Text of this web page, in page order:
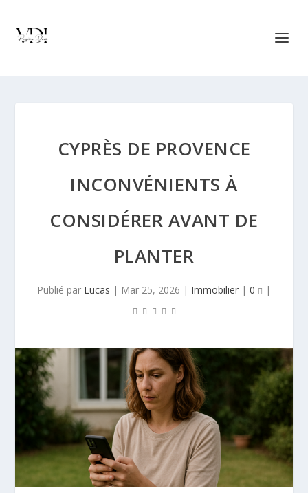
CYPRÈS DE PROVENCE
INCONVÉNIENTS À
CONSIDÉRER AVANT DE
PLANTER
Publié par Lucas | Mar 25, 2026 | Immobilier | 0 |